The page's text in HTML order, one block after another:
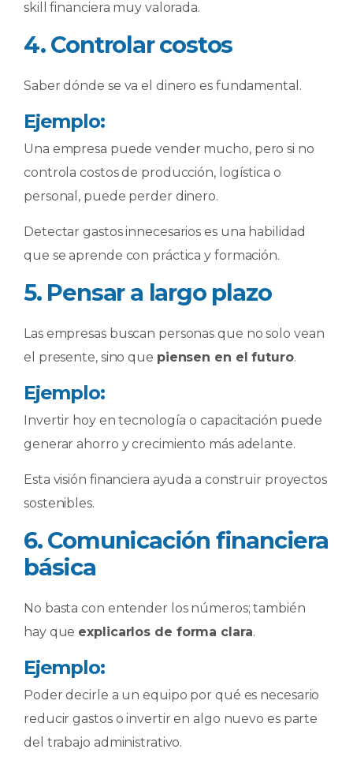
skill financiera muy valorada.
4. Controlar costos
Saber dónde se va el dinero es fundamental.
Ejemplo:
Una empresa puede vender mucho, pero si no
controla costos de producción, logística o
personal, puede perder dinero.
Detectar gastos innecesarios es una habilidad
que se aprende con práctica y formación.
5. Pensar a largo plazo
Las empresas buscan personas que no solo vean
el presente, sino que piensen en el futuro.
Ejemplo:
Invertir hoy en tecnología o capacitación puede
generar ahorro y crecimiento más adelante.
Esta visión financiera ayuda a construir proyectos
sostenibles.
6. Comunicación financiera
básica
No basta con entender los números; también
hay que explicarlos de forma clara.
Ejemplo:
Poder decirle a un equipo por qué es necesario
reducir gastos o invertir en algo nuevo es parte
del trabajo administrativo.